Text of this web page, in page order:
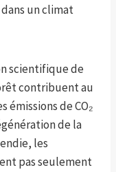
un climat
scientifique de
contribuent au
émissions de CO₂
de la
les
pas seulement